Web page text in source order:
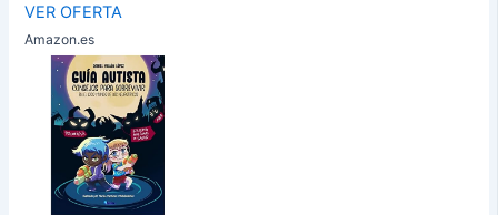
VER OFERTA
Amazon.es